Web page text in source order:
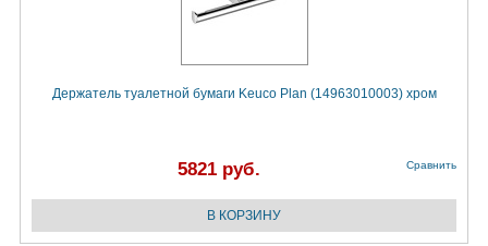
Держатель туалетной бумаги Keuco Plan (14963010003) хром
5821 руб. Сравнить